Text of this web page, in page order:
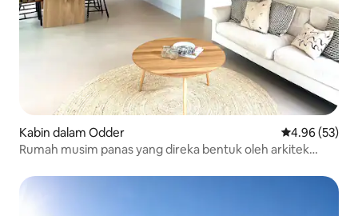
Kabin dalam Odder Penarafan
4.96 (53)
Rumah musim panas yang direka bentuk oleh arkitek